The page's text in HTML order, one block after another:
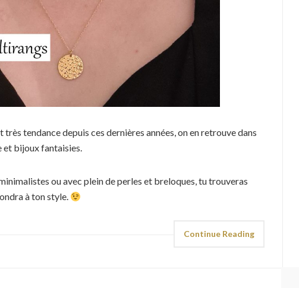
tendance depuis ces dernières années, on en retrouve dans
et bijoux fantaisies.
ou avec plein de perles et breloques, tu trouveras
à ton style.
Continue Reading